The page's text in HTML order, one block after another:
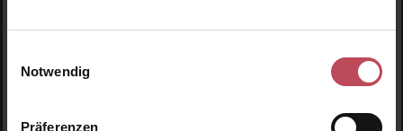
Notwendig
Präferenzen
Regulärer Preis:
26,95 €
Produkt Anzahl: Gib den gewünschten Wert